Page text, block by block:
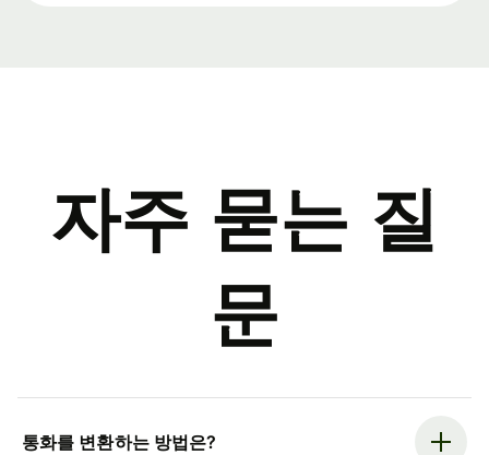
자주 묻는 질
문
통화를 변환하는 방법은?